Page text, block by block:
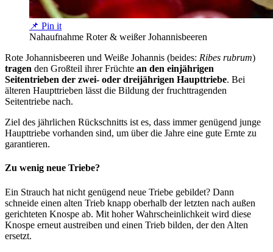
📌 Pin it
Nahaufnahme Roter & weißer Johannisbeeren
Rote Johannisbeeren und Weiße Johannis (beides: Ribes rubrum)
tragen den Großteil ihrer Früchte an den einjährigen
Seitentrieben der zwei- oder dreijährigen Haupttriebe. Bei
älteren Haupttrieben lässt die Bildung der fruchttragenden
Seitentriebe nach.
Ziel des jährlichen Rückschnitts ist es, dass immer genügend junge
Haupttriebe vorhanden sind, um über die Jahre eine gute Ernte zu
garantieren.
Zu wenig neue Triebe?
Ein Strauch hat nicht genügend neue Triebe gebildet? Dann
schneide einen alten Trieb knapp oberhalb der letzten nach außen
gerichteten Knospe ab. Mit hoher Wahrscheinlichkeit wird diese
Knospe erneut austreiben und einen Trieb bilden, der den Alten
ersetzt.